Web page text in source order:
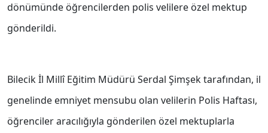
dönümünde öğrencilerden polis velilere özel mektup
gönderildi.
Bilecik İl Millî Eğitim Müdürü Serdal Şimşek tarafından, il
genelinde emniyet mensubu olan velilerin Polis Haftası,
öğrenciler aracılığıyla gönderilen özel mektuplarla